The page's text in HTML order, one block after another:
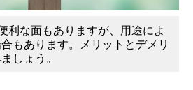
利な面もありますが、用途によ
もあります。メリットとデメリ
しょう。